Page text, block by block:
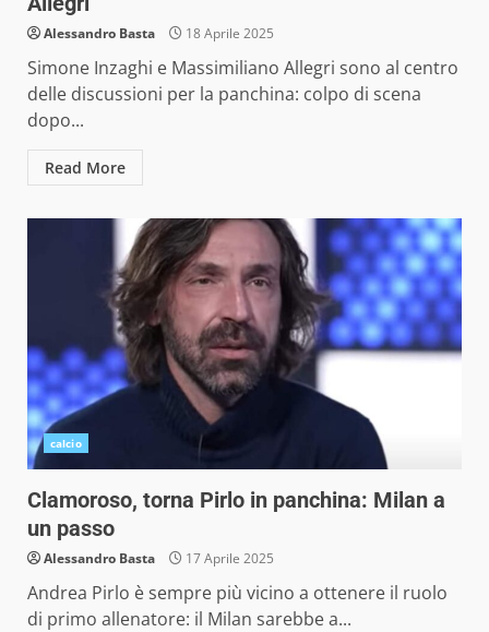
Alessandro Basta 18 Aprile 2025
Simone Inzaghi e Massimiliano Allegri sono al centro
delle discussioni per la panchina: colpo di scena
dopo...
Read More
calcio
Clamoroso, torna Pirlo in panchina: Milan a
un passo
Alessandro Basta 17 Aprile 2025
Andrea Pirlo è sempre più vicino a ottenere il ruolo
di primo allenatore: il Milan sarebbe a...